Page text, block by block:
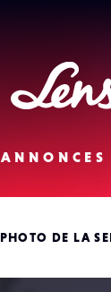
ANNONCES
PHOTO DE LA